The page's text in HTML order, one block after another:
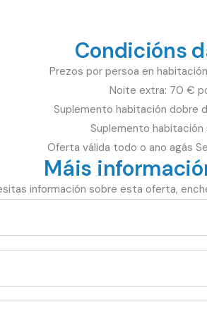
Condicións
Prezos por persoa en
Noite extra: 70 €
Suplemento habitación dobre
Suplemento habitación
Oferta válida todo o ano agás
Máis
información sobre esta oferta,